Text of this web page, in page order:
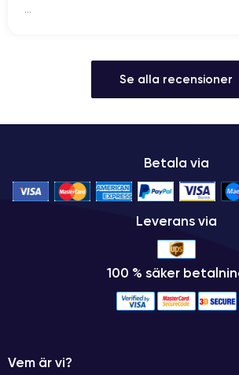
Se alla recensioner
Betala via
Leverans via
100 % säker
Vem är vi?